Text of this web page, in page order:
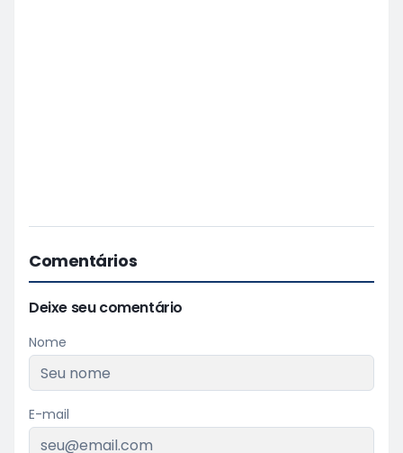
Comentários
Deixe seu comentário
Nome
E-mail